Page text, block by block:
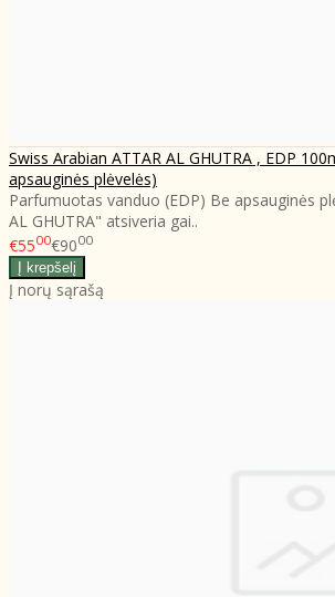
Swiss Arabian ATTAR AL GHUTRA , EDP
apsauginės plėvelės)
Parfumuotas vanduo (EDP) Be apsauginės
AL GHUTRA" atsiveria gai..
€5500€9000
Į norų sąrašą